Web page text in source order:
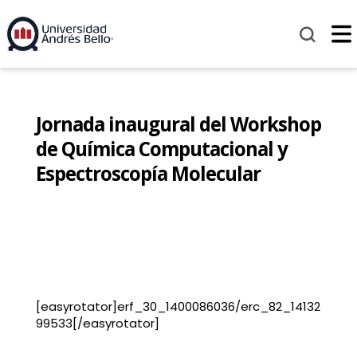
Jornada inaugural del Workshop
de Química Computacional y
Espectroscopía Molecular
[easyrotator]erf_30_1400086036/erc_82_14132
99533[/easyrotator]